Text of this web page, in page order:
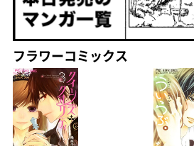
フラワーコミックス